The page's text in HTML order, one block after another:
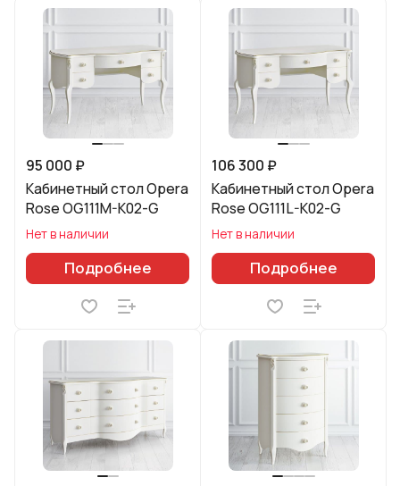
95 000 ₽
Кабинетный стол Opera
Rose OG111M-K02-G
Нет в наличии
Подробнее
106 300 ₽
Кабинетный стол Opera
Rose OG111L-K02-G
Нет в наличии
Подробнее